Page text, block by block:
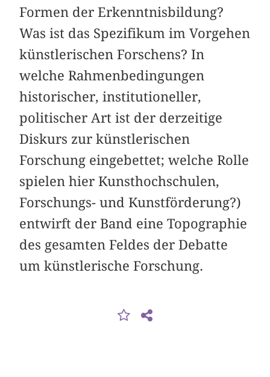
Formen der Erkenntnisbildung?
Was ist das Spezifikum im Vorgehen
künstlerischen Forschens? In
welche Rahmenbedingungen
historischer, institutioneller,
politischer Art ist der derzeitige
Diskurs zur künstlerischen
Forschung eingebettet; welche Rolle
spielen hier Kunsthochschulen,
Forschungs- und Kunstförderung?)
entwirft der Band eine Topographie
des gesamten Feldes der Debatte
um künstlerische Forschung.